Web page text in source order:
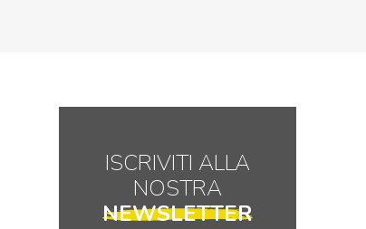
ISCRIVITI ALLA
NOSTRA
NEWSLETTER